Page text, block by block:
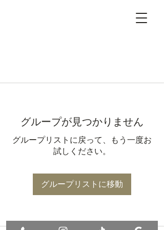
グループが見つかりません
グループリストに戻って、もう一度お
試しください。
グループリストに移動